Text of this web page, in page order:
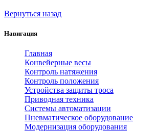
Вернуться назад
Навигация
Главная
Конвейерные весы
Контроль натяжения
Контроль положения
Устройства защиты троса
Приводная техника
Системы автоматизации
Пневматическое оборудование
Модернизация оборудования